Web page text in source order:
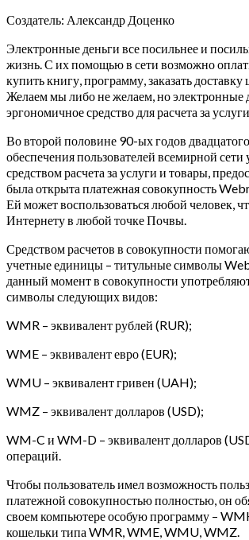
Создатель: Александр Доценко
Электронные деньги все посильнее и
жизнь. С их помощью в сети возможно
купить книгу, программу, заказать доставку
Желаем мы либо не желаем, но электронные
эргономичное средство для расчета за
Во второй половине 90-ых годов
обеспечения пользователей всемирной
средством расчета за услуги и товары,
была открыта платежная совокупность
Ей может воспользоваться любой человек,
Интернету в любой точке Почвы.
Средством расчетов в совокупности
учетные единицы – титульные символы
данный момент в совокупности
символы следующих видов:
WMR – эквивалент рублей (RUR);
WME – эквивалент евро (EUR);
WMU – эквивалент гривен (UAH);
WMZ – эквивалент долларов (USD);
WM-C и WM-D – эквивалент долларов
операций.
Чтобы пользователь имел возможность
платежной совокупностью полностью, он
своем компьютере особую программу –
кошельки типа WMR, WME, WMU, WMZ.